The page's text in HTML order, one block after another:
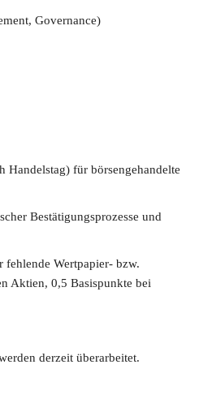
Governance)
Handelstag) für börsengehandelte
Bestätigungsprozesse und
fehlende Wertpapier- bzw.
Aktien, 0,5 Basispunkte bei
derzeit überarbeitet.